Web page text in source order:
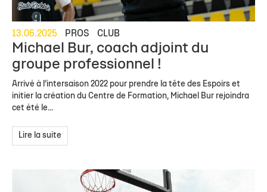
13.06.2025 PROS CLUB
Michael Bur, coach adjoint du
groupe professionnel !
Arrivé à l’intersaison 2022 pour prendre la tête des Espoirs et
initier la création du Centre de Formation, Michael Bur rejoindra
cet été le...
Lire la suite